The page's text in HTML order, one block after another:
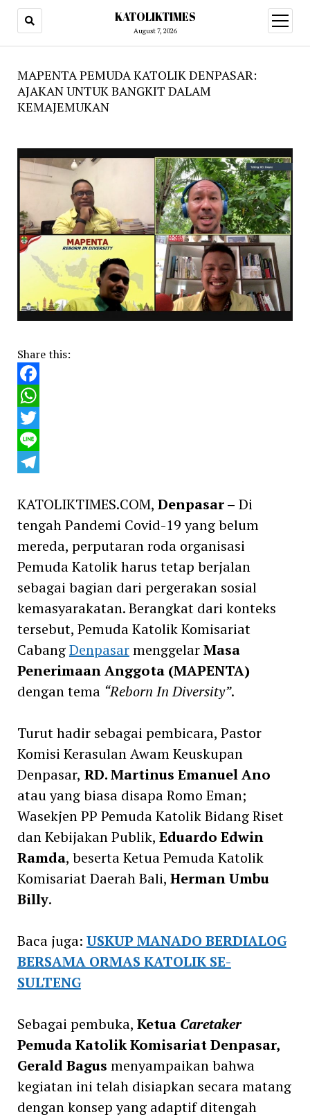
KATOLIKTIMES
August 7, 2026
open
menu
MAPENTA PEMUDA KATOLIK DENPASAR:
AJAKAN UNTUK BANGKIT DALAM
KEMAJEMUKAN
Share this:
Facebook
WhatsApp
Twitter
Line
KATOLIKTIMES.COM, Denpasar – Di
tengah Pandemi Covid-19 yang belum
mereda, perputaran roda organisasi
Pemuda Katolik harus tetap berjalan
sebagai bagian dari pergerakan sosial
kemasyarakatan. Berangkat dari konteks
tersebut, Pemuda Katolik Komisariat
CabangDenpasarmenggelarMasa
Penerimaan Anggota (MAPENTA)
dengan tema “Reborn In Diversity”.
Turut hadir sebagai pembicara, Pastor
Komisi Kerasulan Awam Keuskupan
Denpasar, RD. Martinus Emanuel Ano
atau yang biasa disapa Romo Eman;
Wasekjen PP Pemuda Katolik Bidang Riset
dan Kebijakan Publik, Eduardo Edwin
Ramda, beserta Ketua Pemuda Katolik
Komisariat Daerah Bali, Herman Umbu
Billy.
Baca juga: USKUP MANADO BERDIALOG
BERSAMA ORMAS KATOLIK SE-
SULTENG
Sebagai pembuka, Ketua Caretaker
Pemuda Katolik Komisariat Denpasar,
Gerald Bagus menyampaikan bahwa
kegiatan ini telah disiapkan secara matang
dengan konsep yang adaptif ditengah